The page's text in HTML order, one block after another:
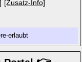
[Zusatz-Info]
erlaubt